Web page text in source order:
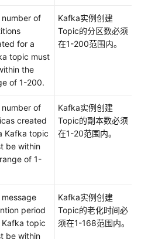
number of
for a
topic must
the
of 1-200.
Kafka实例创建
Topic的分区数必须
在1-200范围内。
number of
created
Kafka topic
be within
of 1-
Kafka实例创建
Topic的副本数必须
在1-20范围内。
period
topic
be within
Kafka实例创建
Topic的老化时间必
须在1-168范围内。